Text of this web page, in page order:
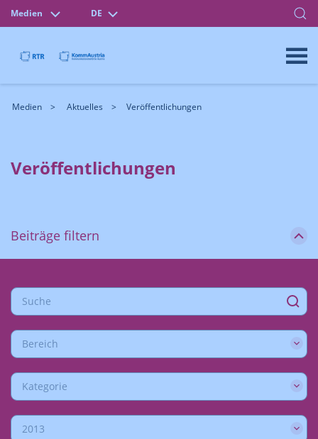
Medien DE
Medien Aktuelles Veröffentlichungen
Veröffentlichungen
Beiträge filtern
Bereich
Kategorie
2013